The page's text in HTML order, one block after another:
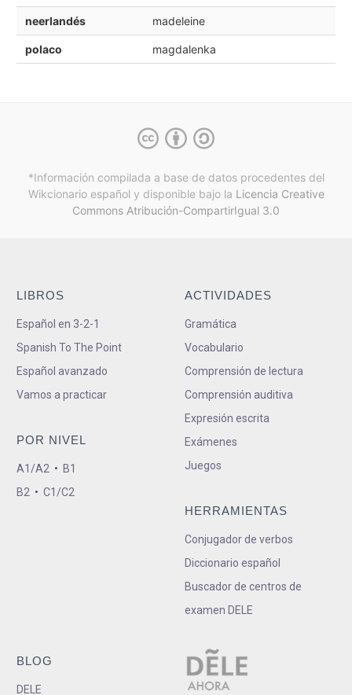
neerlandés madeleine
polaco magdalenka
*Información compilada a base de datos procedentes del
Wikcionario español y disponible bajo la Licencia Creative
Commons Atribución-CompartirIgual 3.0
LIBROS
Español en 3-2-1
Spanish To The Point
Español avanzado
Vamos a practicar
POR NIVEL
A1/A2 • B1
B2 • C1/C2
ACTIVIDADES
Gramática
Vocabulario
Comprensión de lectura
Comprensión auditiva
Expresión escrita
Exámenes
Juegos
HERRAMIENTAS
Conjugador de verbos
Diccionario español
Buscador de centros de
examen DELE
BLOG
DELE